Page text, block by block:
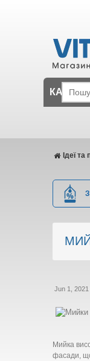
Ідеї
Jun 1, 2021
Мийка
фасади, що